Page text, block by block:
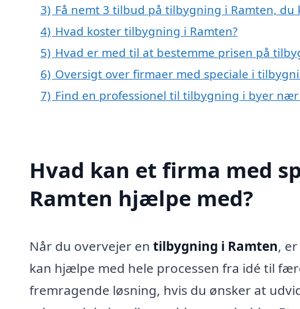
3) Få nemt 3 tilbud på tilbygning i Ramten,
4) Hvad koster tilbygning i Ramten?
5) Hvad er med til at bestemme prisen på
6) Oversigt over firmaer med speciale i
7) Find en professionel til tilbygning i byer nær
Hvad kan et firma med
Ramten hjælpe med?
Når du overvejer en tilbygning i Ramten,
kan hjælpe med hele processen fra idé til
fremragende løsning, hvis du ønsker at